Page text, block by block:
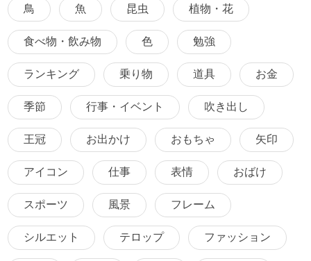
鳥 魚 昆虫 植物・花
食べ物・飲み物 色 勉強
ランキング 乗り物 道具 お金
季節 行事・イベント 吹き出し
王冠 お出かけ おもちゃ 矢印
アイコン 仕事 表情 おばけ
スポーツ 風景 フレーム
シルエット テロップ ファッション